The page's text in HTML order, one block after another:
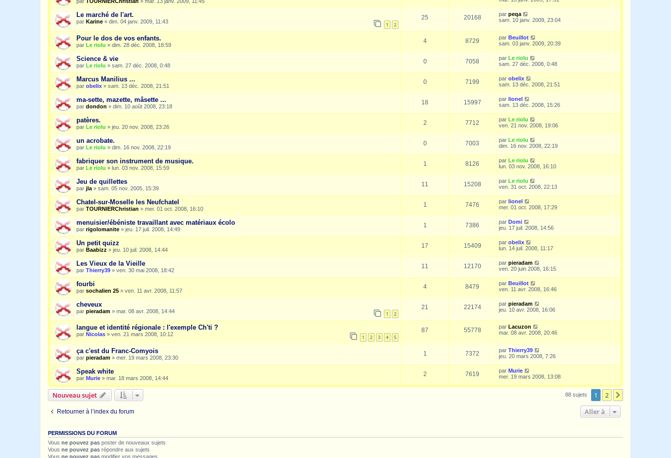
Le marché de l'art.
par Karine » dim. 04 janv. 2009, 11:43 1 2
25 20168 par peqa
sam. 10 janv. 2009, 23:04
Pour le dos de vos enfants.
par Le riolu » dim. 28 déc. 2008, 18:59
4 8729 par Beuillot
sam. 03 janv. 2009, 20:39
Science & vie
par Le riolu » sam. 27 déc. 2008, 0:48
0 7058 par Le riolu
sam. 27 déc. 2008, 0:48
Marcus Manilius ...
par obelix » sam. 13 déc. 2008, 21:51
0 7199 par obelix
sam. 13 déc. 2008, 21:51
ma-sette, mazette, mâsette ...
par dondon » dim. 10 août 2008, 23:18
18 15997 par lionel
sam. 13 déc. 2008, 15:26
patères.
par Le riolu » jeu. 20 nov. 2008, 23:26
2 7712 par Le riolu
ven. 21 nov. 2008, 19:06
un acrobate.
par Le riolu » dim. 16 nov. 2008, 22:19
0 7003 par Le riolu
dim. 16 nov. 2008, 22:19
fabriquer son instrument de musique.
par Le riolu » lun. 03 nov. 2008, 15:59
1 8126 par Le riolu
lun. 03 nov. 2008, 16:10
Jeu de quillettes
par jla » sam. 05 nov. 2005, 15:39
11 15208 par Le riolu
ven. 31 oct. 2008, 22:13
Chatel-sur-Moselle les Neufchatel
par TOURNIERChristian » mer. 01 oct. 2008, 16:10
1 7476 par lionel
mer. 01 oct. 2008, 17:29
menuisier/ébéniste travaillant avec matériaux écolo
par rigolomanite » jeu. 17 juil. 2008, 14:49
1 7386 par Domi
jeu. 17 juil. 2008, 14:56
Un petit quizz
par Baabizz » jeu. 10 juil. 2008, 14:44
17 15409 par obelix
lun. 14 juil. 2008, 11:17
Les Vieux de la Vieille
par Thierry39 » ven. 30 mai 2008, 18:42
11 12170 par pieradam
ven. 20 juin 2008, 16:15
fourbi
par sochalien 25 » ven. 11 avr. 2008, 11:57
4 8479 par Beuillot
ven. 11 avr. 2008, 16:46
cheveux
par pieradam » mar. 08 avr. 2008, 14:44 1 2
21 22174 par pieradam
jeu. 10 avr. 2008, 16:06
langue et identité régionale : l'exemple Ch'ti ?
par Nicolas » ven. 21 mars 2008, 10:12 1 2 3 4 5
87 55778 par Lacuzon
mar. 08 avr. 2008, 20:46
ça c'est du Franc-Comyois
par pieradam » mer. 19 mars 2008, 23:30
1 7372 par Thierry39
jeu. 20 mars 2008, 7:26
Speak white
par Murie » mar. 18 mars 2008, 14:44
2 7619 par Murie
mer. 19 mars 2008, 13:08
Nouveau sujet 88 sujets 1 2
Retourner à l’index du forum Aller à
PERMISSIONS DU FORUM
Vous ne pouvez pas poster de nouveaux sujets
Vous ne pouvez pas répondre aux sujets
Vous ne pouvez pas modifier vos messages